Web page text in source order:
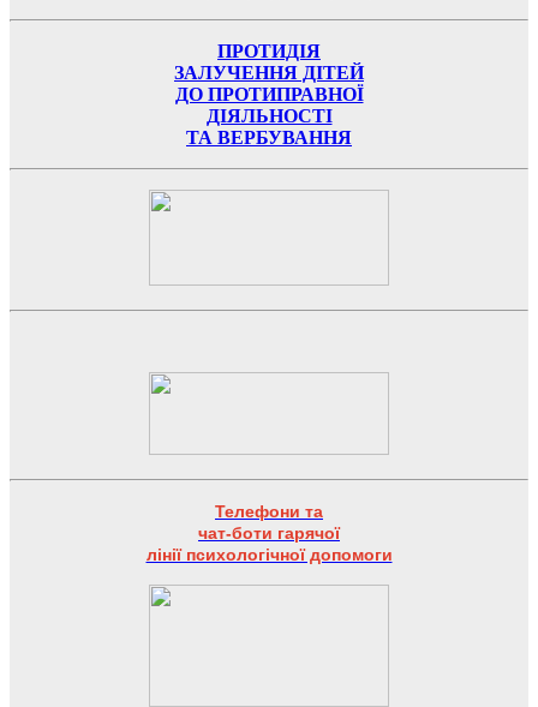
ПРОТИДІЯ
ЗАЛУЧЕННЯ ДІТЕЙ
ДО ПРОТИПРАВНОЇ
ДІЯЛЬНОСТІ
ТА ВЕРБУВАННЯ
Телефони та
чат-боти гарячої
лінії психологічної допомоги